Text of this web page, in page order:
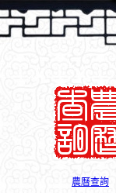
農曆查詢